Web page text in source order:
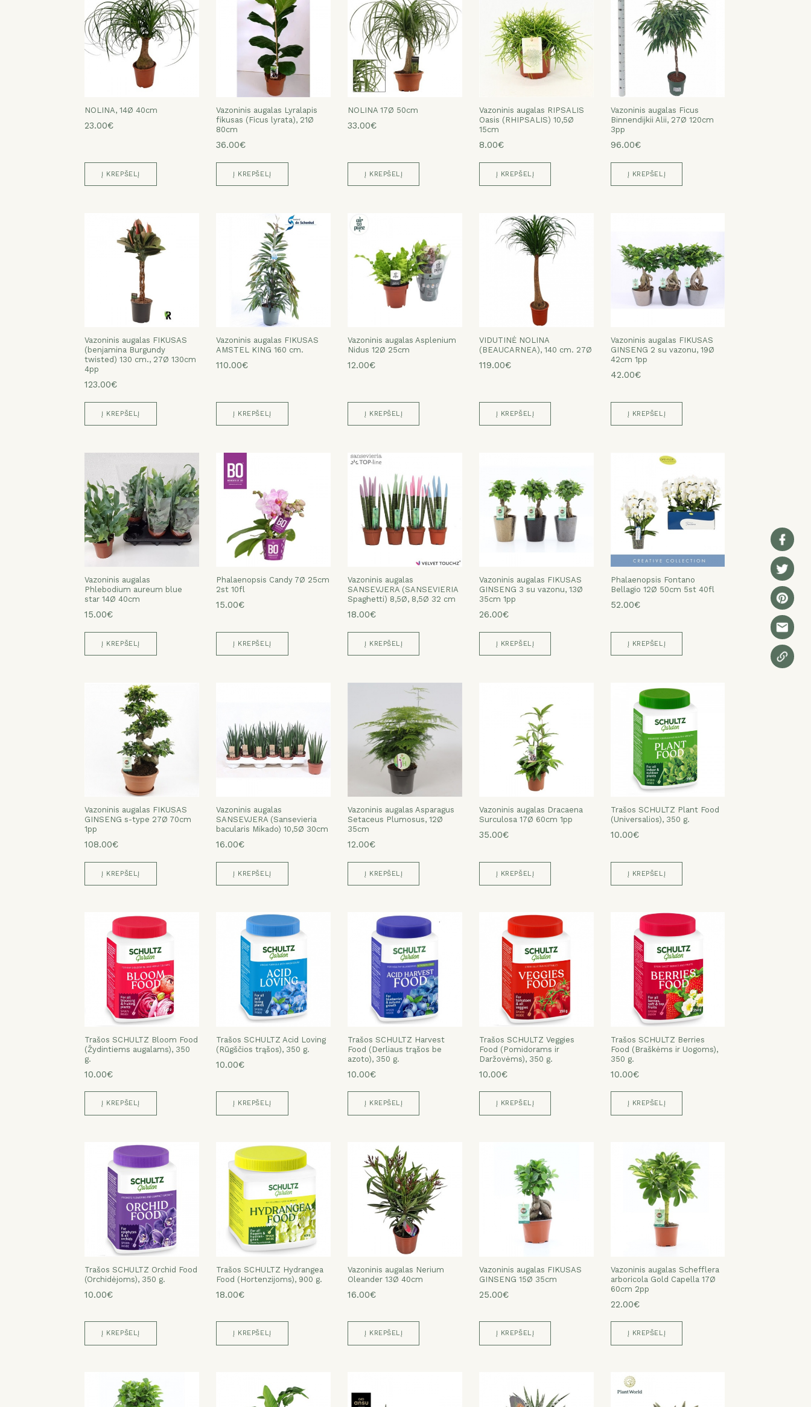
NOLINA, 14Ø 40cm
23.00€
Į KREPŠELĮ
Vazoninis augalas Lyralapis
fikusas (Ficus lyrata), 21Ø
80cm
36.00€
Į KREPŠELĮ
NOLINA 17Ø 50cm
33.00€
Į KREPŠELĮ
Vazoninis augalas RIPSALIS
Oasis (RHIPSALIS) 10,5Ø
15cm
8.00€
Į KREPŠELĮ
Vazoninis augalas Ficus
Binnendijkii Alii, 27Ø 120cm
3pp
96.00€
Į KREPŠELĮ
Vazoninis augalas FIKUSAS
(benjamina Burgundy
twisted) 130 cm., 27Ø 130cm
4pp
123.00€
Į KREPŠELĮ
Vazoninis augalas FIKUSAS
AMSTEL KING 160 cm.
110.00€
Į KREPŠELĮ
Vazoninis augalas Asplenium
Nidus 12Ø 25cm
12.00€
Į KREPŠELĮ
VIDUTINĖ NOLINA
(BEAUCARNEA), 140 cm. 27Ø
119.00€
Į KREPŠELĮ
Vazoninis augalas FIKUSAS
GINSENG 2 su vazonu, 19Ø
42cm 1pp
42.00€
Į KREPŠELĮ
Vazoninis augalas
Phlebodium aureum blue
star 14Ø 40cm
15.00€
Į KREPŠELĮ
Phalaenopsis Candy 7Ø 25cm
2st 10fl
15.00€
Į KREPŠELĮ
Vazoninis augalas
SANSEVJERA (SANSEVIERIA
Spaghetti) 8,5Ø, 8,5Ø 32 cm
18.00€
Į KREPŠELĮ
Vazoninis augalas FIKUSAS
GINSENG 3 su vazonu, 13Ø
35cm 1pp
26.00€
Į KREPŠELĮ
Phalaenopsis Fontano
Bellagio 12Ø 50cm 5st 40fl
52.00€
Į KREPŠELĮ
Vazoninis augalas FIKUSAS
GINSENG s-type 27Ø 70cm
1pp
108.00€
Į KREPŠELĮ
Vazoninis augalas
SANSEVJERA (Sansevieria
bacularis Mikado) 10,5Ø 30cm
16.00€
Į KREPŠELĮ
Vazoninis augalas Asparagus
Setaceus Plumosus, 12Ø
35cm
12.00€
Į KREPŠELĮ
Vazoninis augalas Dracaena
Surculosa 17Ø 60cm 1pp
35.00€
Į KREPŠELĮ
Trašos SCHULTZ Plant Food
(Universalios), 350 g.
10.00€
Į KREPŠELĮ
Trašos SCHULTZ Bloom Food
(Žydintiems augalams), 350
g.
10.00€
Į KREPŠELĮ
Trašos SCHULTZ Acid Loving
(Rūgščios trąšos), 350 g.
10.00€
Į KREPŠELĮ
Trašos SCHULTZ Harvest
Food (Derliaus trąšos be
azoto), 350 g.
10.00€
Į KREPŠELĮ
Trašos SCHULTZ Veggies
Food (Pomidorams ir
Daržovėms), 350 g.
10.00€
Į KREPŠELĮ
Trašos SCHULTZ Berries
Food (Braškėms ir Uogoms),
350 g.
10.00€
Į KREPŠELĮ
Trašos SCHULTZ Orchid Food
(Orchidėjoms), 350 g.
10.00€
Į KREPŠELĮ
Trašos SCHULTZ Hydrangea
Food (Hortenzijoms), 900 g.
18.00€
Į KREPŠELĮ
Vazoninis augalas Nerium
Oleander 13Ø 40cm
16.00€
Į KREPŠELĮ
Vazoninis augalas FIKUSAS
GINSENG 15Ø 35cm
25.00€
Į KREPŠELĮ
Vazoninis augalas Schefflera
arboricola Gold Capella 17Ø
60cm 2pp
22.00€
Į KREPŠELĮ